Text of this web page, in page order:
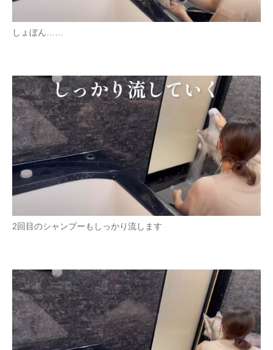
しょぼん……
2回目のシャンプーもしっかり流します